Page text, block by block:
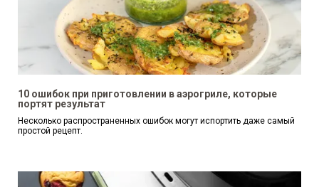
10 ошибок при приготовлении в аэрогриле, которые
портят результат
Несколько распространенных ошибок могут испортить даже самый
простой рецепт.